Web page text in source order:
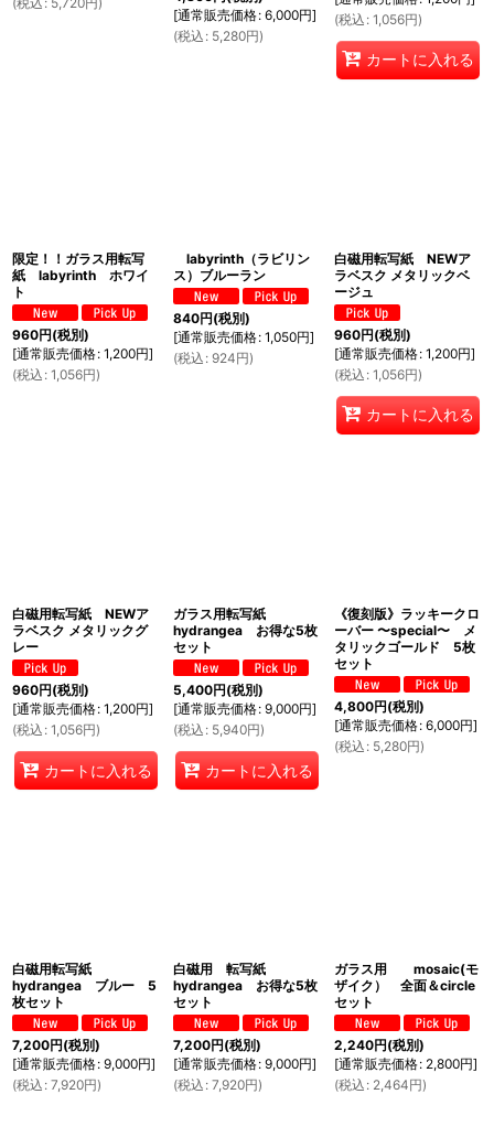
[通常販売価格: 6,000円]
(税込 : 5,280円)
(税込 : 1,056円)
カートに入れる
限定！！ガラス用転写
紙 labyrinth ホワイ
ト
960円(税別)
[通常販売価格: 1,200円]
(税込 : 1,056円)
labyrinth（ラビリン
ス）ブルーラン
840円(税別)
[通常販売価格: 1,050円]
(税込 : 924円)
白磁用転写紙 NEWア
ラベスク メタリックベ
ージュ
960円(税別)
[通常販売価格: 1,200円]
(税込 : 1,056円)
カートに入れる
白磁用転写紙 NEWア
ラベスク メタリックグ
レー
960円(税別)
[通常販売価格: 1,200円]
(税込 : 1,056円)
カートに入れる
ガラス用転写紙
hydrangea お得な5枚
セット
5,400円(税別)
[通常販売価格: 9,000円]
(税込 : 5,940円)
カートに入れる
《復刻版》ラッキークロ
ーバー 〜special〜 メ
タリックゴールド 5枚
セット
4,800円(税別)
[通常販売価格: 6,000円]
(税込 : 5,280円)
白磁用転写紙
hydrangea ブルー 5
枚セット
7,200円(税別)
[通常販売価格: 9,000円]
(税込 : 7,920円)
白磁用 転写紙
hydrangea お得な5枚
セット
7,200円(税別)
[通常販売価格: 9,000円]
(税込 : 7,920円)
ガラス用 mosaic(モ
ザイク） 全面＆circle
セット
2,240円(税別)
[通常販売価格: 2,800円]
(税込 : 2,464円)